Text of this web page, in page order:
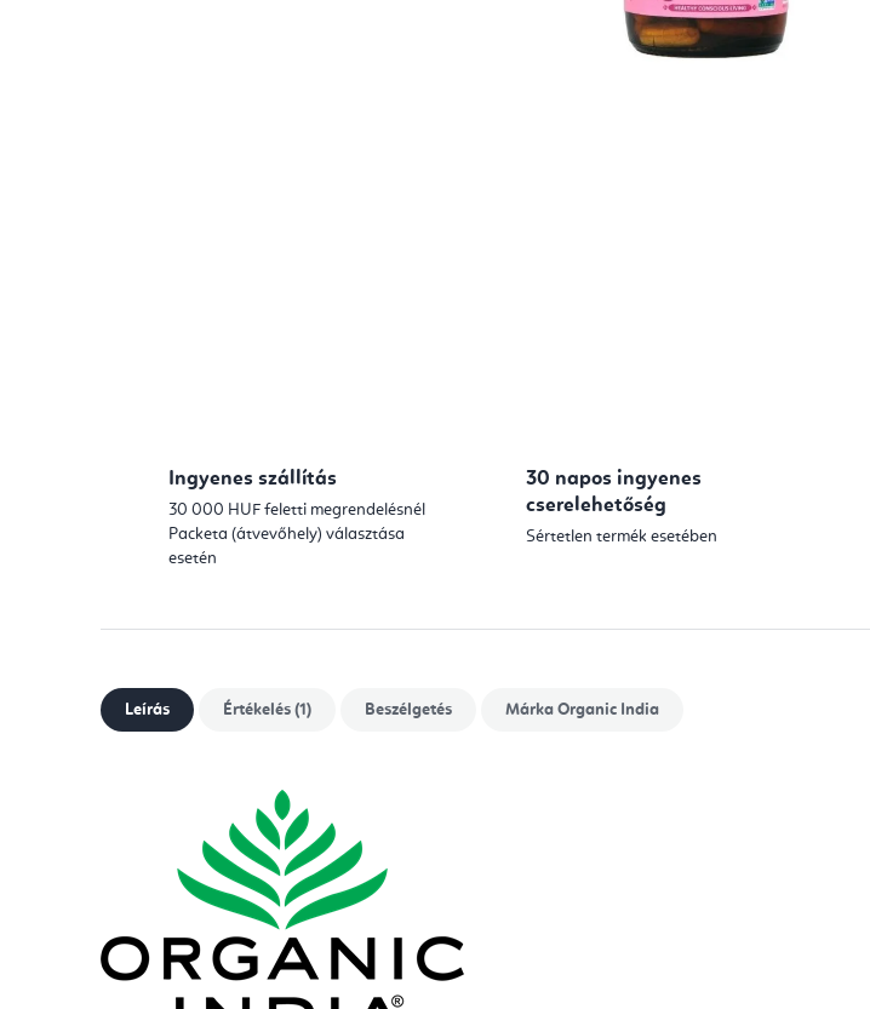
Ingyenes szállítás
30 000 HUF feletti megrendelésnél
Packeta (átvevőhely) választása
esetén
30 napos ingyenes
cserelehetőség
Sértetlen termék esetében
Leírás Értékelés (1) Beszélgetés Márka Organic India